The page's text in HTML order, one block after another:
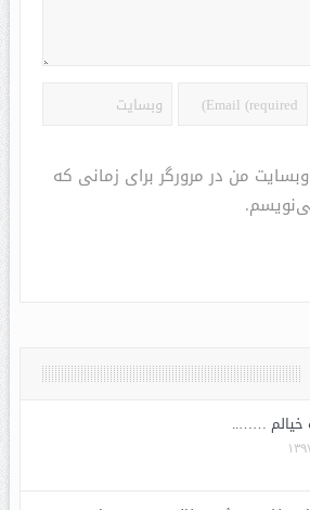
من در مرورگر برای زمانی که
خیالم ……..